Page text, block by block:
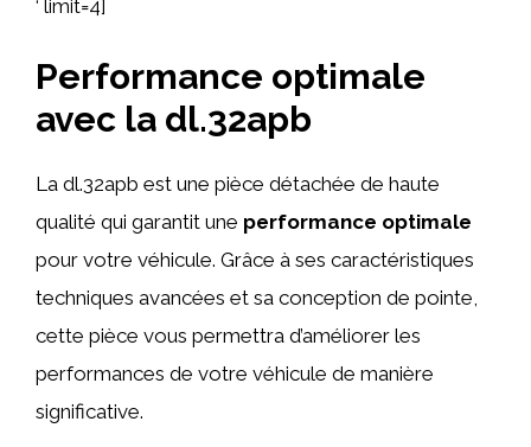
‘ limit=4]
Performance optimale
avec la dl.32apb
La dl.32apb est une pièce détachée de haute
qualité qui garantit une performance optimale
pour votre véhicule. Grâce à ses caractéristiques
techniques avancées et sa conception de pointe,
cette pièce vous permettra d’améliorer les
performances de votre véhicule de manière
significative.